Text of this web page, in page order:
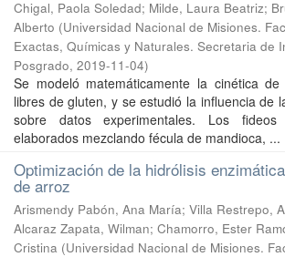
Chigal, Paola Soledad; Milde, Laura Beatriz;
Alberto (Universidad Nacional de Misiones.
Exactas, Químicas y Naturales. Secretaria de
Posgrado, 2019-11-04)
Se modeló matemáticamente la cinética
libres de gluten, y se estudió la influencia de
sobre datos experimentales. Los fideos
elaborados mezclando fécula de mandioca, ...
Optimización de la hidrólisis
de arroz
Arismendy Pabón, Ana María; Villa Restrepo,
Alcaraz Zapata, Wilman; Chamorro, Ester
Cristina (Universidad Nacional de Misiones.